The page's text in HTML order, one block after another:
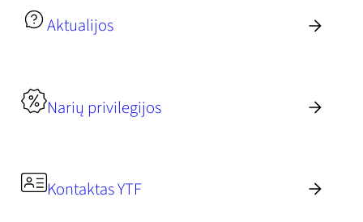
Aktualijos
Narių privilegijos
Kontaktas YTF